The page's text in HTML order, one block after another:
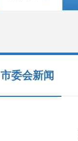
市委会新闻